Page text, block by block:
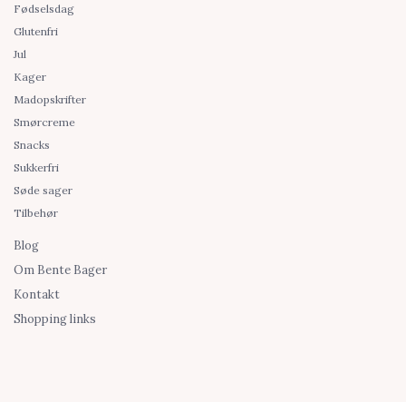
Fødselsdag
Glutenfri
Jul
Kager
Madopskrifter
Smørcreme
Snacks
Sukkerfri
Søde sager
Tilbehør
Blog
Om Bente Bager
Kontakt
Shopping links